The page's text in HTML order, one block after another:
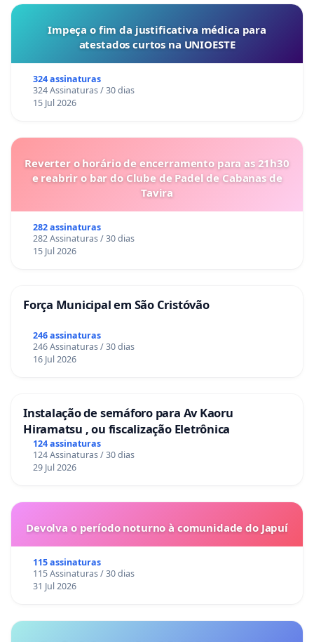
Impeça o fim da justificativa médica para
atestados curtos na UNIOESTE
324 assinaturas
324 Assinaturas / 30 dias
15 Jul 2026
Reverter o horário de encerramento para as 21h30
e reabrir o bar do Clube de Padel de Cabanas de
Tavira
282 assinaturas
282 Assinaturas / 30 dias
15 Jul 2026
Força Municipal em São Cristóvão
246 assinaturas
246 Assinaturas / 30 dias
16 Jul 2026
Instalação de semáforo para Av Kaoru
Hiramatsu , ou fiscalização Eletrônica
124 assinaturas
124 Assinaturas / 30 dias
29 Jul 2026
Devolva o período noturno à comunidade do Japuí
115 assinaturas
115 Assinaturas / 30 dias
31 Jul 2026